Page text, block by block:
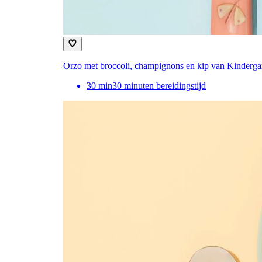
Orzo met broccoli, champignons en kip van
30 min30 minuten bereidingstijd